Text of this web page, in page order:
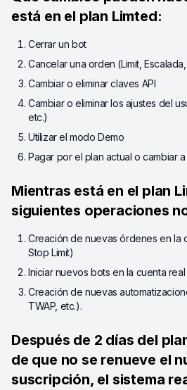
está en el plan Limted:
Cerrar un bot
Cancelar una orden (Limit,
Cambiar o eliminar claves API
Cambiar o eliminar los ajustes del
etc.)
Utilizar el modo Demo
Pagar por el plan actual o cambiar
Mientras está en el plan
siguientes operaciones
Creación de nuevas órdenes en la
Stop Limit)
Iniciar nuevos bots en la cuenta real
Creación de nuevas
TWAP, etc.).
Después de 2 días del
de que no se renueve el
suscripción, el sistema